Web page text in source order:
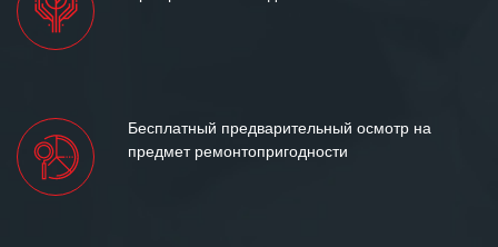
Бесплатный предварительный осмотр на
предмет ремонтопригодности